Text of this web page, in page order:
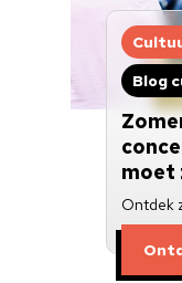
Blog
moet
Ontdek